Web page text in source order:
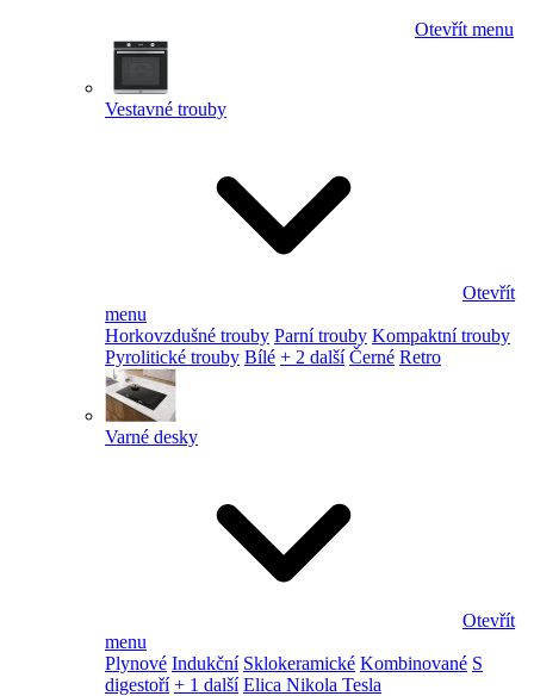
Otevřít menu
Vestavné trouby
Otevřít
menu
Horkovzdušné trouby Parní trouby Kompaktní trouby
Pyrolitické trouby Bílé + 2 další Černé Retro
Varné desky
Otevřít
menu
Plynové Indukční Sklokeramické Kombinované S
digestoří + 1 další Elica Nikola Tesla